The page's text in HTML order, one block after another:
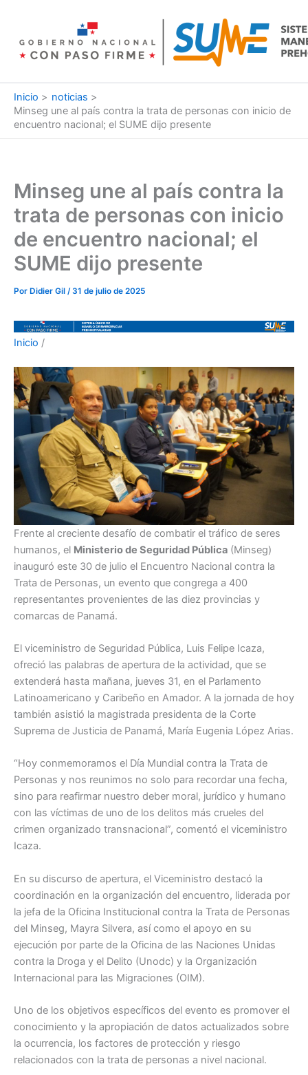
contenido
Inicio
noticias
Minseg une al país contra la trata de personas con inicio de
encuentro nacional; el SUME dijo presente
Minseg une al país contra la
trata de personas con inicio
de encuentro nacional; el
SUME dijo presente
Por Didier Gil /31 de julio de 2025
Inicio /
Frente al creciente desafío de combatir el tráfico de seres
humanos, el Ministerio de Seguridad Pública (Minseg)
inauguró este 30 de julio el Encuentro Nacional contra la
Trata de Personas, un evento que congrega a 400
representantes provenientes de las diez provincias y
comarcas de Panamá.
El viceministro de Seguridad Pública, Luis Felipe Icaza,
ofreció las palabras de apertura de la actividad, que se
extenderá hasta mañana, jueves 31, en el Parlamento
Latinoamericano y Caribeño en Amador. A la jornada de hoy
también asistió la magistrada presidenta de la Corte
Suprema de Justicia de Panamá, María Eugenia López Arias.
“Hoy conmemoramos el Día Mundial contra la Trata de
Personas y nos reunimos no solo para recordar una fecha,
sino para reafirmar nuestro deber moral, jurídico y humano
con las víctimas de uno de los delitos más crueles del
crimen organizado transnacional”, comentó el viceministro
Icaza.
En su discurso de apertura, el Viceministro destacó la
coordinación en la organización del encuentro, liderada por
la jefa de la Oficina Institucional contra la Trata de Personas
del Minseg, Mayra Silvera, así como el apoyo en su
ejecución por parte de la Oficina de las Naciones Unidas
contra la Droga y el Delito (Unodc) y la Organización
Internacional para las Migraciones (OIM).
Uno de los objetivos específicos del evento es promover el
conocimiento y la apropiación de datos actualizados sobre
la ocurrencia, los factores de protección y riesgo
relacionados con la trata de personas a nivel nacional.